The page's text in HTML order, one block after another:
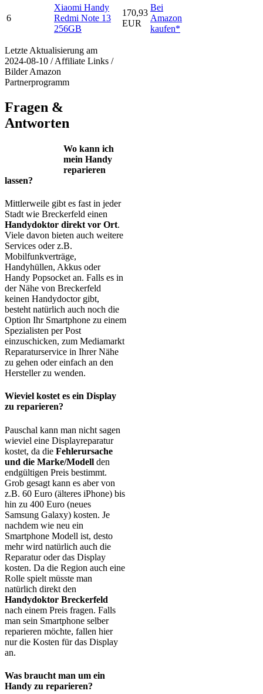
6
Xiaomi Handy
Redmi Note 13
256GB
170,93
EUR
Bei
Amazon
kaufen*
Letzte Aktualisierung am
2024-08-10 / Affiliate Links /
Bilder Amazon
Partnerprogramm
Fragen &
Antworten
Wo kann ich
mein Handy
reparieren
lassen?
Mittlerweile gibt es fast in jeder
Stadt wie Breckerfeld einen
Handydoktor direkt vor Ort.
Viele davon bieten auch weitere
Services oder z.B.
Mobilfunkverträge,
Handyhüllen, Akkus oder
Handy Popsocket an. Falls es in
der Nähe von Breckerfeld
keinen Handydoctor gibt,
besteht natürlich auch noch die
Option Ihr Smartphone zu einem
Spezialisten per Post
einzuschicken, zum Mediamarkt
Reparaturservice in Ihrer Nähe
zu gehen oder einfach an den
Hersteller zu wenden.
Wieviel kostet es ein Display
zu reparieren?
Pauschal kann man nicht sagen
wieviel eine Displayreparatur
kostet, da die Fehlerursache
und die Marke/Modell den
endgültigen Preis bestimmt.
Grob gesagt kann es aber von
z.B. 60 Euro (älteres iPhone) bis
hin zu 400 Euro (neues
Samsung Galaxy) kosten. Je
nachdem wie neu ein
Smartphone Modell ist, desto
mehr wird natürlich auch die
Reparatur oder das Display
kosten. Da die Region auch eine
Rolle spielt müsste man
natürlich direkt den
Handydoktor Breckerfeld
nach einem Preis fragen. Falls
man sein Smartphone selber
reparieren möchte, fallen hier
nur die Kosten für das Display
an.
Was braucht man um ein
Handy zu reparieren?